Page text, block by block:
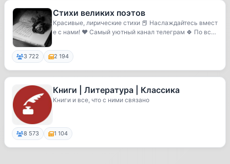
Стихи великих поэтов
Красивые, лирические стихи 📕 Наслаждайтесь вмест
е с нами! ❤️ Самый уютный канал телеграм 🍀 По вс
3 722 2 194
Книги | Литература | Классика
Книги и все, что с ними связано
8 573 1 104